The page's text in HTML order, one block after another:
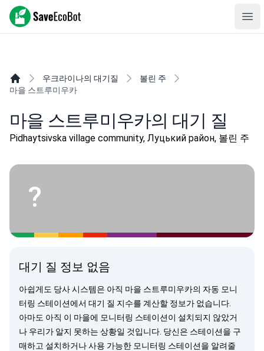
SaveEcoBot
우크라이나의 대기질
볼린 주
마을 스트루미우카
마을 스트루미우카의 대기 질
Pidhaytsivska village community, Луцький район, 볼린 주
?
대기 질 정보 없음
아쉽게도 당사 시스템은 아직 마을 스트루미우카의 자동 모니
터링 스테이션에서 대기 질 지수를 계산할 정보가 없습니다.
아마도 아직 이 마을에 모니터링 스테이션이 설치되지 않았거
나 우리가 알지 못하는 상황일 것입니다. 당신은 스테이션을 구
매하고 설치하거나 사용 가능한 모니터링 스테이션을 알려줄